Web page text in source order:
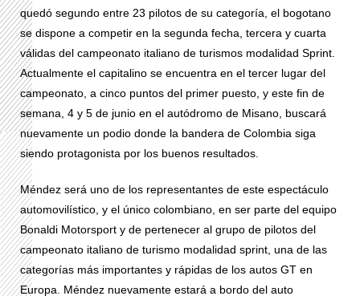
quedó segundo entre 23 pilotos de su categoría, el bogotano
se dispone a competir en la segunda fecha, tercera y cuarta
válidas del campeonato italiano de turismos modalidad Sprint.
Actualmente el capitalino se encuentra en el tercer lugar del
campeonato, a cinco puntos del primer puesto, y este fin de
semana, 4 y 5 de junio en el autódromo de Misano, buscará
nuevamente un podio donde la bandera de Colombia siga
siendo protagonista por los buenos resultados.
Méndez será uno de los representantes de este espectáculo
automovilístico, y el único colombiano, en ser parte del equipo
Bonaldi Motorsport y de pertenecer al grupo de pilotos del
campeonato italiano de turismo modalidad sprint, una de las
categorías más importantes y rápidas de los autos GT en
Europa. Méndez nuevamente estará a bordo del auto